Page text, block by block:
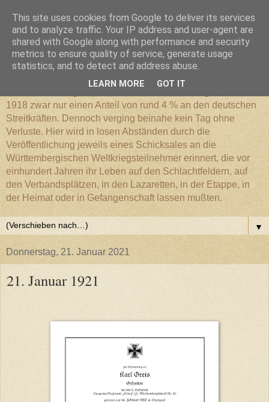
Württembergischer
Weltkriegs-Blog
1918 zwar nur einen Anteil von rund 4 % an den deutschen
Streitkräften. Dennoch verging beinahe kein Tag ohne
Verluste. Hier wird in losen Abständen durch die
Veröffentlichung jeweils eines Schicksales an die
Württembergischen Weltkriegsteilnehmer erinnert, die vor
einhundert Jahren ihr Leben auf den Schlachtfeldern, auf
den Verbandsplätzen, in den Lazaretten, in der Etappe, in
der Heimat oder in Gefangenschaft lassen mußten.
▼
Donnerstag, 21. Januar 2021
21. Januar 1921
This site uses cookies from Google to deliver its services
and to analyze traffic. Your IP address and user-agent are
shared with Google along with performance and security
metrics to ensure quality of service, generate usage
statistics, and to detect and address abuse.
LEARN MORE GOT IT